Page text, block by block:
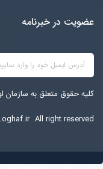
عضویت در خبرنامه
کلیه حقوق متعلق به سازمان
All right reserved